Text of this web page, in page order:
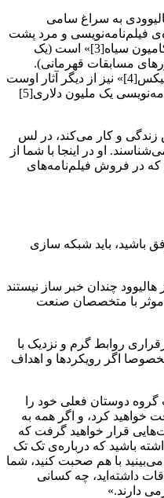
به سراغ سامی
فیلم‌نامه‌نویسی و مرد پشت
پرده‌ی مجموعه‌ی «گفتگو در اتاقک کامیون سیاه[3]» است (یک
مسابقات قهرمانی).
فیلم‌نامه‌ی کوتاه «بارمیتسوا برای فلیکس[4]» نیز از دیگر آثار اوست
که در لیست نامزدهای رقابت فیلم‌نامه‌نویسی یک ملیون دلاری[5]
و کار می‌کند، در لس
او در اینجا با شما از
که در فروش فیلم‌نامه‌های
باشید، باید شبکه سازی
هالیوود چندان خبر ساز نیستند
موثر با متخصصان صنعت
روابط گرم و نزدیک با
اگر رویکردها و اهداف
گروه دوستان فعلی خود را
خواهید کرد، و اگر همه به
قرار خواهید گرفت که
باشید که درباره‌ی تک تک
با هم صحبت کنید، شما
داشته‌اید، چه کسانی
دارند.»